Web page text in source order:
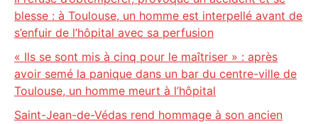
blesse : à Toulouse, un homme est interpellé avant de
s’enfuir de l’hôpital avec sa perfusion
« Ils se sont mis à cinq pour le maîtriser » : après
avoir semé la panique dans un bar du centre-ville de
Toulouse, un homme meurt à l’hôpital
Saint-Jean-de-Védas rend hommage à son ancien